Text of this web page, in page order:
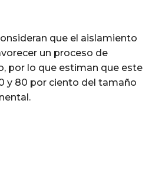
que el aislamiento
un proceso de
por lo que estiman que este
y 80 por ciento del tamaño